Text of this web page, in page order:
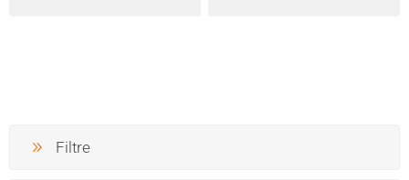
Filtre